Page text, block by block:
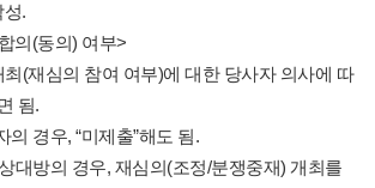
성.
의(동의) 여부>
(재심의 참여 여부)에 대한 당사자 의사에 따
됨.
의 경우, “미제출”해도 됨.
대방의 경우, 재심의(조정/분쟁중재) 개최를